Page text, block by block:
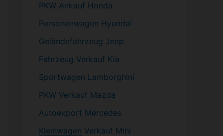
PKW Ankauf Honda
Personenwagen Hyundai
Geländefahrzeug Jeep
Fahrzeug Verkauf Kia
Sportwagen Lamborghini
PKW Verkauf Mazda
Autoexport Mercedes
Kleinwagen Verkauf Mini